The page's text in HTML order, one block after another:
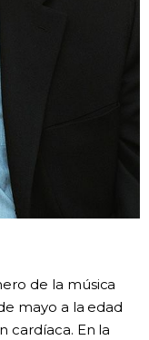
de la música
mayo a la edad
cardíaca. En la